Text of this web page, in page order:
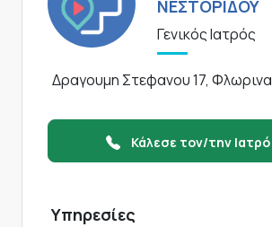
ΝΕΣΤΟΡΙΔΟΥ
Γενικός Ιατρός
Δραγουμη Στεφανου 17, Φλωρινα
Κάλεσε τον/την Ιατρό
Υπηρεσίες